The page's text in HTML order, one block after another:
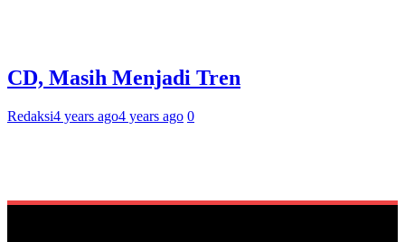
CD, Masih Menjadi Tren
Redaksi4 years ago4 years ago 0